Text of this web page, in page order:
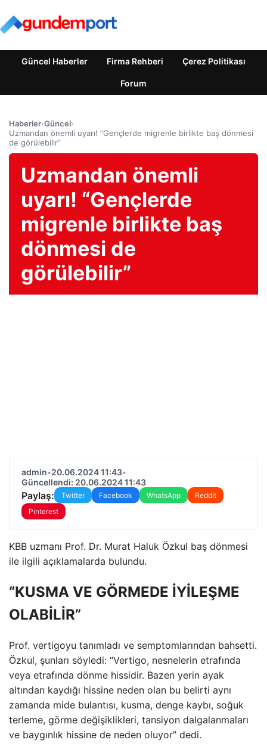
Güncel Haberler Firma Rehberi Çerez Politikası
Forum
Haberler›Güncel›
Uzmandan önemli uyarı! “Gençlerde migrenle birlikte baş dönmesi
de görülebilir”
Uzmandan önemli
uyarı! “Gençlerde
migrenle birlikte baş
dönmesi de
görülebilir”
admin•20.06.2024 11:43•
Güncellendi: 20.06.2024 11:43
Paylaş: Twitter Facebook WhatsApp
Reddit
Pinterest
KBB uzmanı Prof. Dr. Murat Haluk Özkul baş dönmesi
ile ilgili açıklamalarda bulundu.
“KUSMA VE GÖRMEDE İYİLEŞME
OLABİLİR”
Prof. vertigoyu tanımladı ve semptomlarından bahsetti.
Özkul, şunları söyledi: “Vertigo, nesnelerin etrafında
veya etrafında dönme hissidir. Bazen yerin ayak
altından kaydığı hissine neden olan bu belirti aynı
zamanda mide bulantısı, kusma, denge kaybı, soğuk
terleme, görme değişiklikleri, tansiyon dalgalanmaları
ve baygınlık hissine de neden oluyor” dedi.